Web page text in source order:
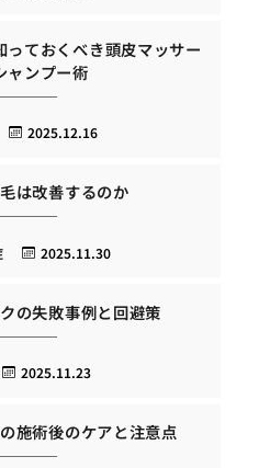
ておくべき頭皮マッサー
ャンプー術
2025.12.16
は改善するのか
2025.11.30
の失敗事例と回避策
2025.11.23
施術後のケアと注意点